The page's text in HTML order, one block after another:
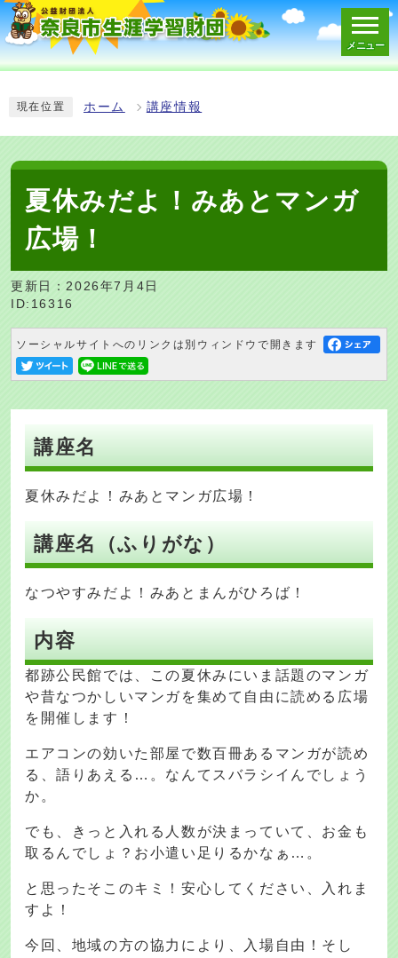
メニュー
現在位置 ホーム 講座情報
夏休みだよ！みあとマンガ
広場！
更新日：2026年7月4日
ID:16316
ソーシャルサイトへのリンクは別ウィンドウで開きます
講座名
夏休みだよ！みあとマンガ広場！
講座名（ふりがな）
なつやすみだよ！みあとまんがひろば！
内容
都跡公民館では、この夏休みにいま話題のマンガ
や昔なつかしいマンガを集めて自由に読める広場
を開催します！
エアコンの効いた部屋で数百冊あるマンガが読め
る、語りあえる…。なんてスバラシイんでしょう
か。
でも、きっと入れる人数が決まっていて、お金も
取るんでしょ？お小遣い足りるかなぁ…。
と思ったそこのキミ！安心してください、入れま
すよ！
今回、地域の方の協力により、入場自由！そし